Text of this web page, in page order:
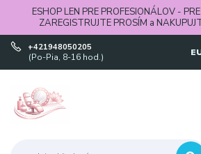
ESHOP LEN PRE PROFESIONÁLOV -
ZAREGISTRUJTE PROSÍM a
+421948050205
(Po-Pia, 8-16 hod.)